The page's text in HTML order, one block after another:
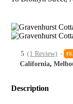
5 (1 Review)
California,
Description